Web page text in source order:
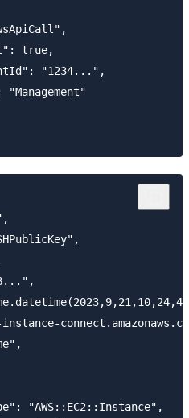
true,
"1234...",
"Management"
"AWS::EC2::Instance",